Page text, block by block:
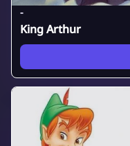
-
King Arthur